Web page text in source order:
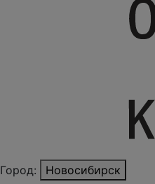
Город:
Новосибирск